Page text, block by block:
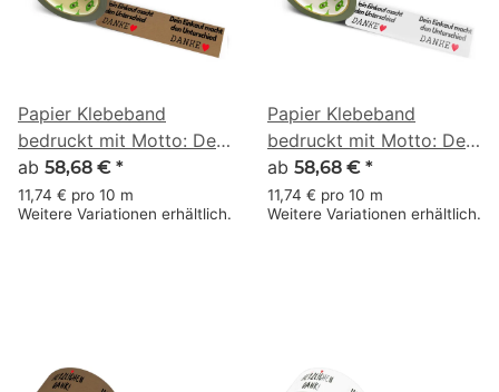
Papier Klebeband
bedruckt mit Motto: Dein
Einkauf macht den
Unterschied - 50 m
braun
ab 58,68 € *
11,74 € pro 10 m
Weitere Variationen erhältlich.
Papier Klebeband
bedruckt mit Motto: Dein
Einkauf macht den
Unterschied - 50 m
weiss
ab 58,68 € *
11,74 € pro 10 m
Weitere Variationen erhältlich.